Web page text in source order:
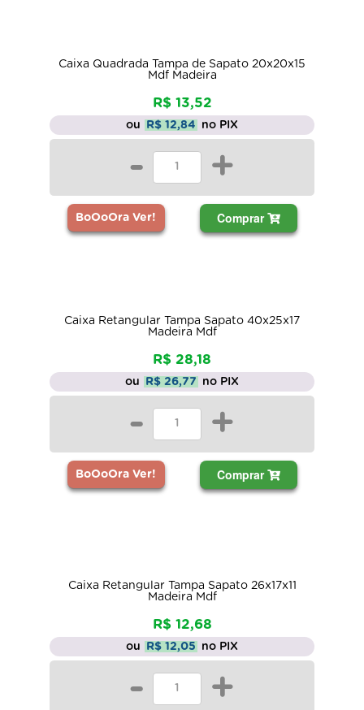
Caixa Quadrada Tampa de Sapato 20x20x15
Mdf Madeira
R$ 13,52
ou R$ 12,84 no PIX
- +
BoOoOra Ver! Comprar
Caixa Retangular Tampa Sapato 40x25x17
Madeira Mdf
R$ 28,18
ou R$ 26,77 no PIX
- +
BoOoOra Ver! Comprar
Caixa Retangular Tampa Sapato 26x17x11
Madeira Mdf
R$ 12,68
ou R$ 12,05 no PIX
- +